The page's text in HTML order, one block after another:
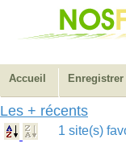
Accueil
Les + récents
1 site(s)